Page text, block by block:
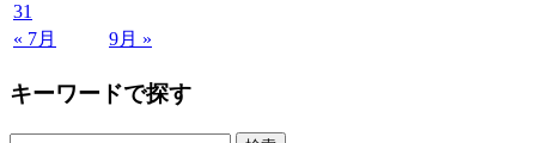
« 7月 9月 »
31
キーワードで探す